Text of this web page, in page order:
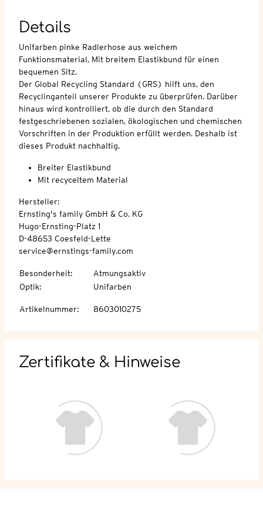
Details
Unifarben pinke Radlerhose aus weichem
Funktionsmaterial. Mit breitem Elastikbund für einen
bequemen Sitz.
Der Global Recycling Standard (GRS) hilft uns, den
Recyclinganteil unserer Produkte zu überprüfen. Darüber
hinaus wird kontrolliert, ob die durch den Standard
festgeschriebenen sozialen, ökologischen und chemischen
Vorschriften in der Produktion erfüllt werden. Deshalb ist
dieses Produkt nachhaltig.
Breiter Elastikbund
Mit recyceltem Material
Hersteller:
Ernsting's family GmbH & Co. KG
Hugo-Ernsting-Platz 1
D-48653 Coesfeld-Lette
service@ernstings-family.com
Besonderheit:
Atmungsaktiv
Optik: Unifarben
Artikelnummer: 8603010275
Zertifikate & Hinweise